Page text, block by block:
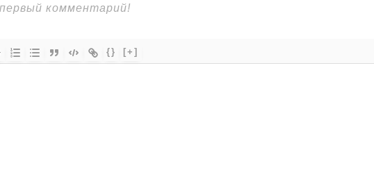
{} [+]